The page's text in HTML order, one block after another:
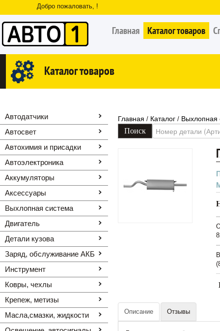
Добро пожаловать, !
Главная Каталог товаров
Каталог товаров
Автодатчики
Автосвет
Автохимия и присадки
Автоэлектроника
Аккумуляторы
Аксессуары
Выхлопная система
Двигатель
Детали кузова
Заряд, обслуживание АКБ
Инструмент
Ковры, чехлы
Крепеж, метизы
Масла,смазки, жидкости
Главная / Каталог / Выхлопная
Описание Отзывы